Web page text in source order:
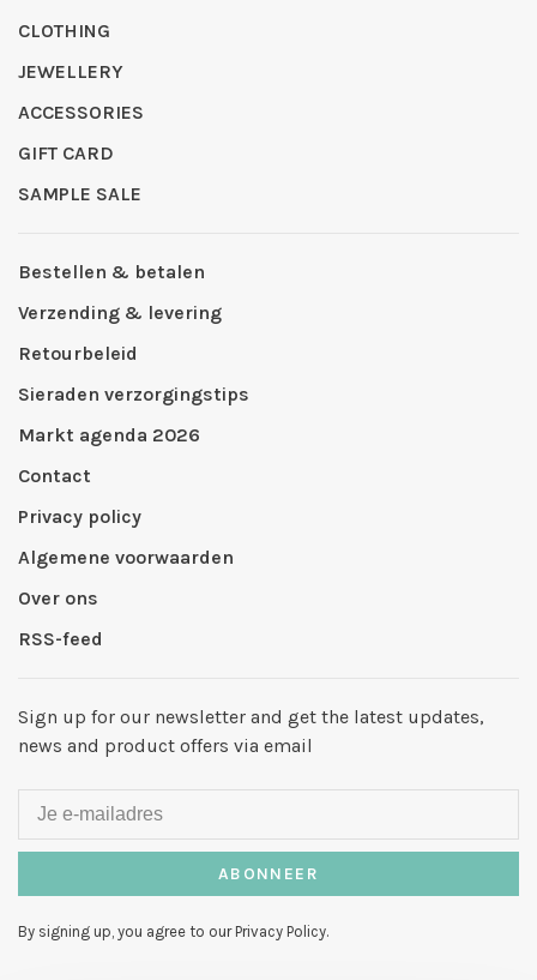
CLOTHING
JEWELLERY
ACCESSORIES
GIFT CARD
SAMPLE SALE
Bestellen & betalen
Verzending & levering
Retourbeleid
Sieraden verzorgingstips
Markt agenda 2026
Contact
Privacy policy
Algemene voorwaarden
Over ons
RSS-feed
Sign up for our newsletter and get the latest updates,
news and product offers via email
ABONNEER
By signing up, you agree to our Privacy Policy.